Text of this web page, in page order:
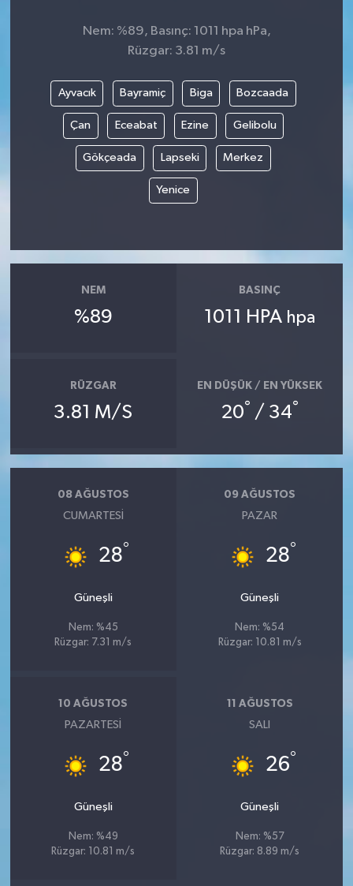
Nem: %89, Basınç: 1011 hpa hPa,
Rüzgar: 3.81 m/s
Ayvacık Bayramiç Biga Bozcaada
Çan Eceabat Ezine Gelibolu
Gökçeada Lapseki Merkez
Yenice
NEM
%89
BASINÇ
1011 HPA hpa
RÜZGAR
3.81 M/S
EN DÜŞÜK / EN YÜKSEK
20° / 34°
08 AĞUSTOS
CUMARTESI
28°
Güneşli
Nem: %45
Rüzgar: 7.31 m/s
09 AĞUSTOS
PAZAR
28°
Güneşli
Nem: %54
Rüzgar: 10.81 m/s
10 AĞUSTOS
PAZARTESI
28°
Güneşli
Nem: %49
Rüzgar: 10.81 m/s
11 AĞUSTOS
SALI
26°
Güneşli
Nem: %57
Rüzgar: 8.89 m/s
KADIN-AİLE
YEREL YÖNETİM
MEDYA
BİLİMNET
SİVİL TOPLUM
SEÇİM 2014
KİM KİMDİR
ÇEK GÖNDER
TARİH
Politika
BÖLGEDEN